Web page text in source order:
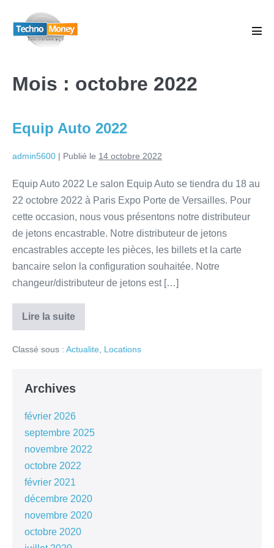
Mois : octobre 2022
Equip Auto 2022
admin5600 | Publié le 14 octobre 2022
Equip Auto 2022 Le salon Equip Auto se tiendra du 18 au
22 octobre 2022 à Paris Expo Porte de Versailles. Pour
cette occasion, nous vous présentons notre distributeur
de jetons encastrable. Notre distributeur de jetons
encastrables accepte les pièces, les billets et la carte
bancaire selon la configuration souhaitée. Notre
changeur/distributeur de jetons est […]
Lire la suite
Classé sous : Actualite Locations
Archives
février 2026
septembre 2025
novembre 2022
octobre 2022
février 2021
décembre 2020
novembre 2020
octobre 2020